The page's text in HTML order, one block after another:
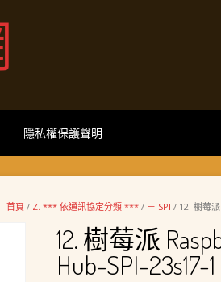
隱私權保護聲明
首頁 / Z. *** 依通訊協定分類 *** / － SPI / 12. 樹莓派
12. 樹莓派
Hub-SPI-